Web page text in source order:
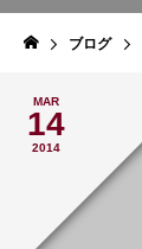
ブログ
MAR
14
2014